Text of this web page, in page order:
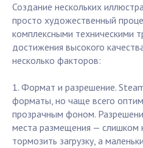
Создание нескольких
просто художественный
комплексными техническими
достижения высокого
несколько факторов:
1. Формат и разрешение.
форматы, но чаще всего
прозрачным фоном.
места размещения — слишком
тормозить загрузку, а